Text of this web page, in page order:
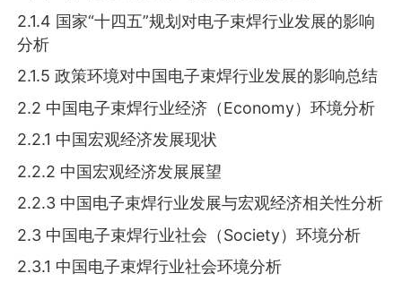
2.1.4 国家“十四五”规划对电子束焊行业发展的影响
分析
2.1.5 政策环境对中国电子束焊行业发展的影响总结
2.2 中国电子束焊行业经济（Economy）环境分析
2.2.1 中国宏观经济发展现状
2.2.2 中国宏观经济发展展望
2.2.3 中国电子束焊行业发展与宏观经济相关性分析
2.3 中国电子束焊行业社会（Society）环境分析
2.3.1 中国电子束焊行业社会环境分析